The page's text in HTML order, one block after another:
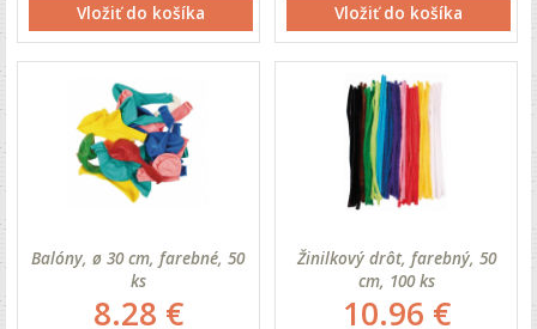
Vložiť do košíka Vložiť do košíka
Balóny, ø 30 cm, farebné, 50
ks
8.28 €
Žinilkový drôt, farebný, 50
cm, 100 ks
10.96 €